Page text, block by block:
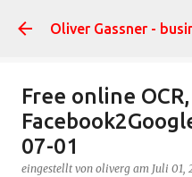
Direkt
Oliver Gassner -
Free online
07-01
eingestellt von oliverg am Juli 01,